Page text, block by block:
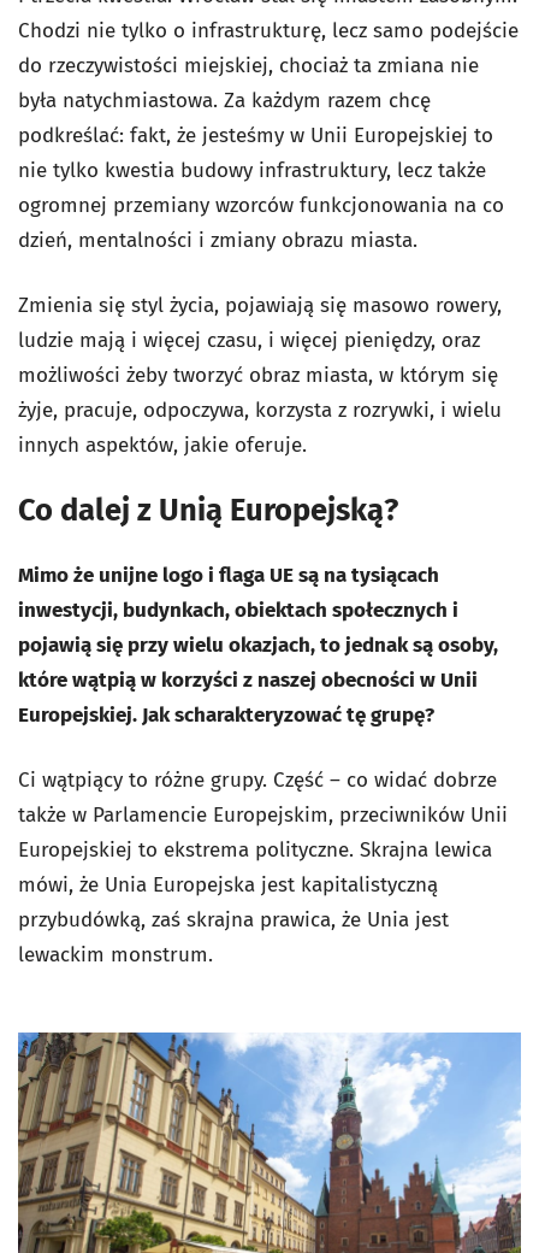
Chodzi nie tylko o infrastrukturę, lecz samo podejście
do rzeczywistości miejskiej, chociaż ta zmiana nie
była natychmiastowa. Za każdym razem chcę
podkreślać: fakt, że jesteśmy w Unii Europejskiej to
nie tylko kwestia budowy infrastruktury, lecz także
ogromnej przemiany wzorców funkcjonowania na co
dzień, mentalności i zmiany obrazu miasta.
Zmienia się styl życia, pojawiają się masowo rowery,
ludzie mają i więcej czasu, i więcej pieniędzy, oraz
możliwości żeby tworzyć obraz miasta, w którym się
żyje, pracuje, odpoczywa, korzysta z rozrywki, i wielu
innych aspektów, jakie oferuje.
Co dalej z Unią Europejską?
Mimo że unijne logo i flaga UE są na tysiącach
inwestycji, budynkach, obiektach społecznych i
pojawią się przy wielu okazjach, to jednak są osoby,
które wątpią w korzyści z naszej obecności w Unii
Europejskiej. Jak scharakteryzować tę grupę?
Ci wątpiący to różne grupy. Część – co widać dobrze
także w Parlamencie Europejskim, przeciwników Unii
Europejskiej to ekstrema polityczne. Skrajna lewica
mówi, że Unia Europejska jest kapitalistyczną
przybudówką, zaś skrajna prawica, że Unia jest
lewackim monstrum.